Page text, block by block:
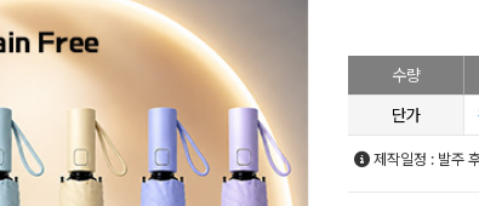
수량
단가
제작일정 : 발주